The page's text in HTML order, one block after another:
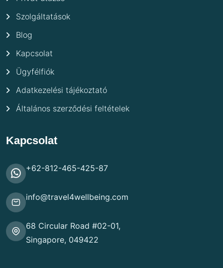
Szolgáltatások
Blog
Kapcsolat
Ügyfélfiók
Adatkezelési tájékoztató
Általános szerződési feltételek
Kapcsolat
+62-812-465-425-87
info@travel4wellbeing.com
68 Circular Road #02-01,
Singapore, 049422